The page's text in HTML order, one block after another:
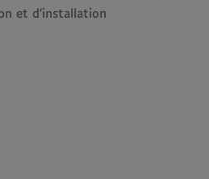
et d’installation